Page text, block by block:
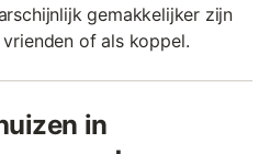
gemakkelijker zijn
of als koppel.
in